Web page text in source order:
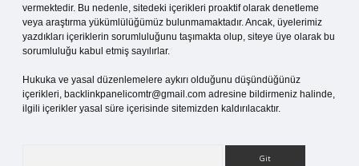
vermektedir. Bu nedenle, sitedeki içerikleri proaktif olarak denetleme
veya araştırma yükümlülüğümüz bulunmamaktadır. Ancak, üyelerimiz
yazdıkları içeriklerin sorumluluğunu taşımakta olup, siteye üye olarak bu
sorumluluğu kabul etmiş sayılırlar.
Hukuka ve yasal düzenlemelere aykırı olduğunu düşündüğünüz
içerikleri, backlinkpanelicomtr@gmail.com adresine bildirmeniz halinde,
ilgili içerikler yasal süre içerisinde sitemizden kaldırılacaktır.